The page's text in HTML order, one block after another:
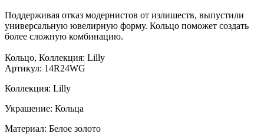
Поддерживая отказ модернистов от излишеств, выпустили
универсальную ювелирную форму. Кольцо поможет создать
более сложную комбинацию.
Кольцо, Коллекция: Lilly
Артикул: 14R24WG
Коллекция: Lilly
Украшение: Кольца
Материал: Белое золото